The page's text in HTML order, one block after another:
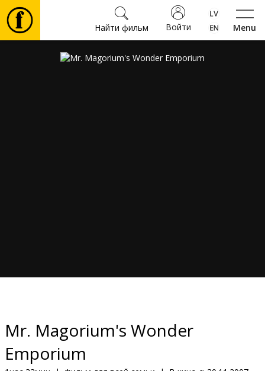
Menu
Войти
Найти фильм
Фильмы
Клуб
Mr. Magorium's Wonder
Emporium